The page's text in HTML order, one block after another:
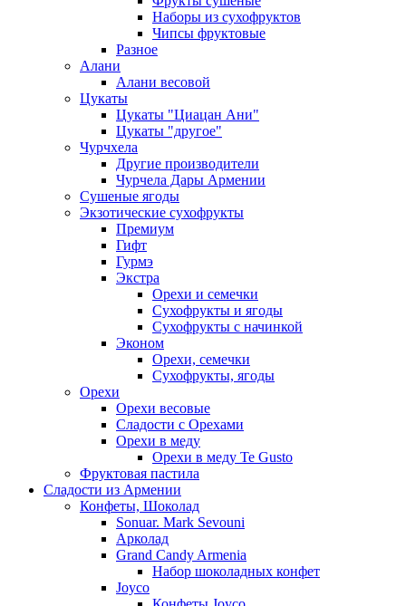
Наборы из сухофруктов
Чипсы фруктовые
Разное
Алани
Алани весовой
Цукаты
Цукаты "Циацан Ани"
Цукаты "другое"
Чурчхела
Другие производители
Чурчела Дары Армении
Сушеные ягоды
Экзотические сухофрукты
Премиум
Гифт
Гурмэ
Экстра
Орехи и семечки
Сухофрукты и ягоды
Сухофрукты с начинкой
Эконом
Орехи, семечки
Сухофрукты, ягоды
Орехи
Орехи весовые
Сладости с Орехами
Орехи в меду
Орехи в меду Te Gusto
Фруктовая пастила
Сладости из Армении
Конфеты, Шоколад
Sonuar. Mark Sevouni
Арколад
Grand Candy Armenia
Набор шоколадных конфет
Joyco